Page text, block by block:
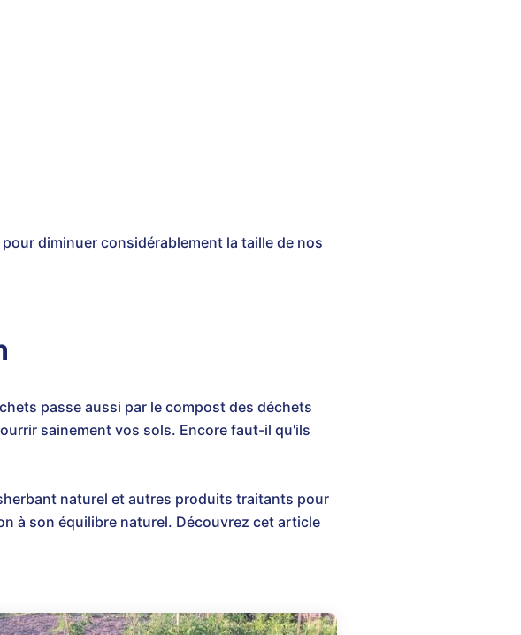
diminuer considérablement la taille de nos
passe aussi par le compost des déchets
sainement vos sols. Encore faut-il qu'ils
naturel et autres produits traitants pour
à son équilibre naturel. Découvrez cet article